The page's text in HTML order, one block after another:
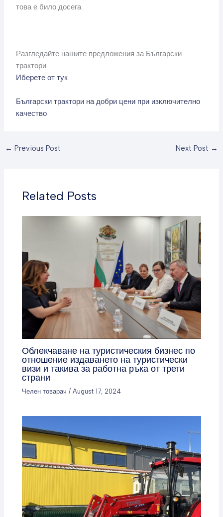
това е било досега.
Разгледайте нашите предложения за Български
трактори
Иберете от тук
Български трактори на добри цени при изключително
качество
← Previous Post Next Post →
Related Posts
Облекчаване на туристическия бизнес по
отношение издаването на туристически
визи и такива за работна ръка от трети
страни
Челен товарач /August 17, 2024